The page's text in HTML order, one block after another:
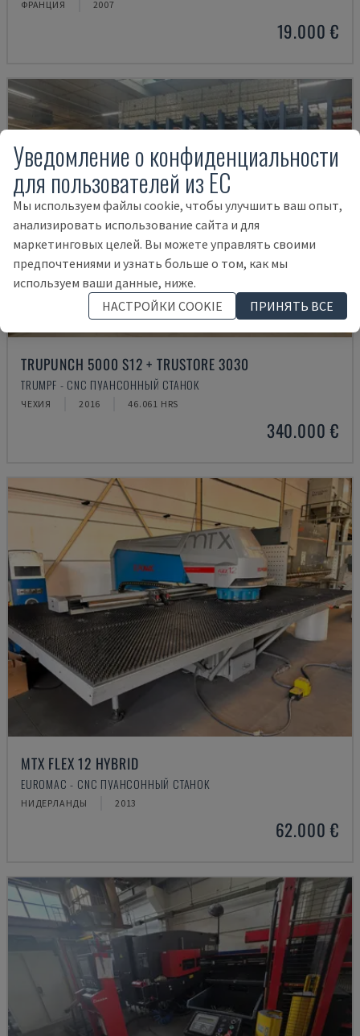
ФРАНЦИЯ 2007
19.000 €
TRUPUNCH 5000 S12 + TRUSTORE 3030
TRUMPF - CNC ПУАНСОННЫЙ СТАНОК
ЧЕХИЯ 2016 46.061 HRS
340.000 €
MTX FLEX 12 HYBRID
EUROMAC - CNC ПУАНСОННЫЙ СТАНОК
НИДЕРЛАНДЫ 2013
62.000 €
Уведомление о конфиденциальности
для пользователей из ЕС
Мы используем файлы cookie, чтобы улучшить ваш опыт,
анализировать использование сайта и для
маркетинговых целей. Вы можете управлять своими
предпочтениями и узнать больше о том, как мы
используем ваши данные, ниже.
НАСТРОЙКИ COOKIE
ПРИНЯТЬ ВСЕ